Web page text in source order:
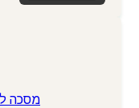
מסכה